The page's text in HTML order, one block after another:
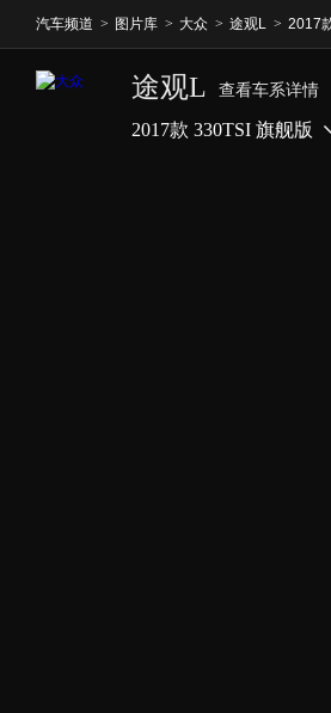
汽车频道 > 图片库 > 大众 > 途观L > 2017
途观L 查看车系详情
2017款 330TSI 旗舰版